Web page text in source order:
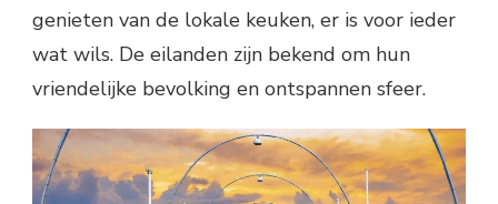
genieten van de lokale keuken, er is voor ieder
wat wils. De eilanden zijn bekend om hun
vriendelijke bevolking en ontspannen sfeer.